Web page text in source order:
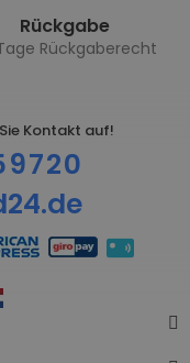
Rückgabe
Rückgaberecht
Kontakt auf!